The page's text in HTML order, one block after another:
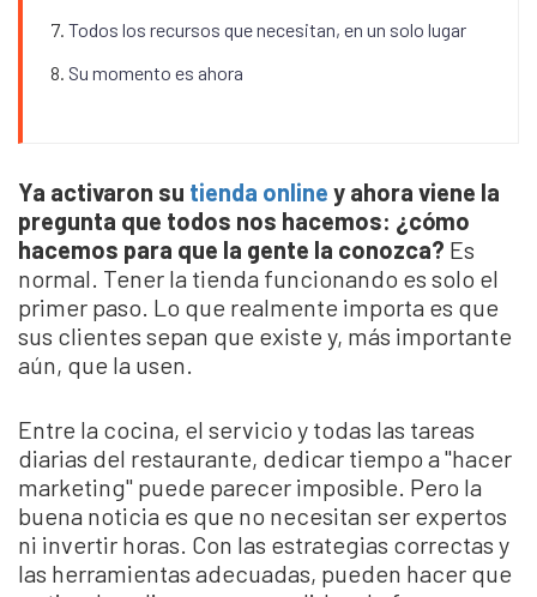
Todos los recursos que necesitan, en un solo lugar
Su momento es ahora
Ya activaron su tienda online y ahora viene la
pregunta que todos nos hacemos: ¿cómo
hacemos para que la gente la conozca? Es
normal. Tener la tienda funcionando es solo el
primer paso. Lo que realmente importa es que
sus clientes sepan que existe y, más importante
aún, que la usen.
Entre la cocina, el servicio y todas las tareas
diarias del restaurante, dedicar tiempo a "hacer
marketing" puede parecer imposible. Pero la
buena noticia es que no necesitan ser expertos
ni invertir horas. Con las estrategias correctas y
las herramientas adecuadas, pueden hacer que